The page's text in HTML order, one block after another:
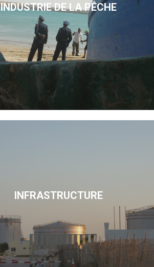
INDUSTRIE DE LA PÊCHE
INFRASTRUCTURE